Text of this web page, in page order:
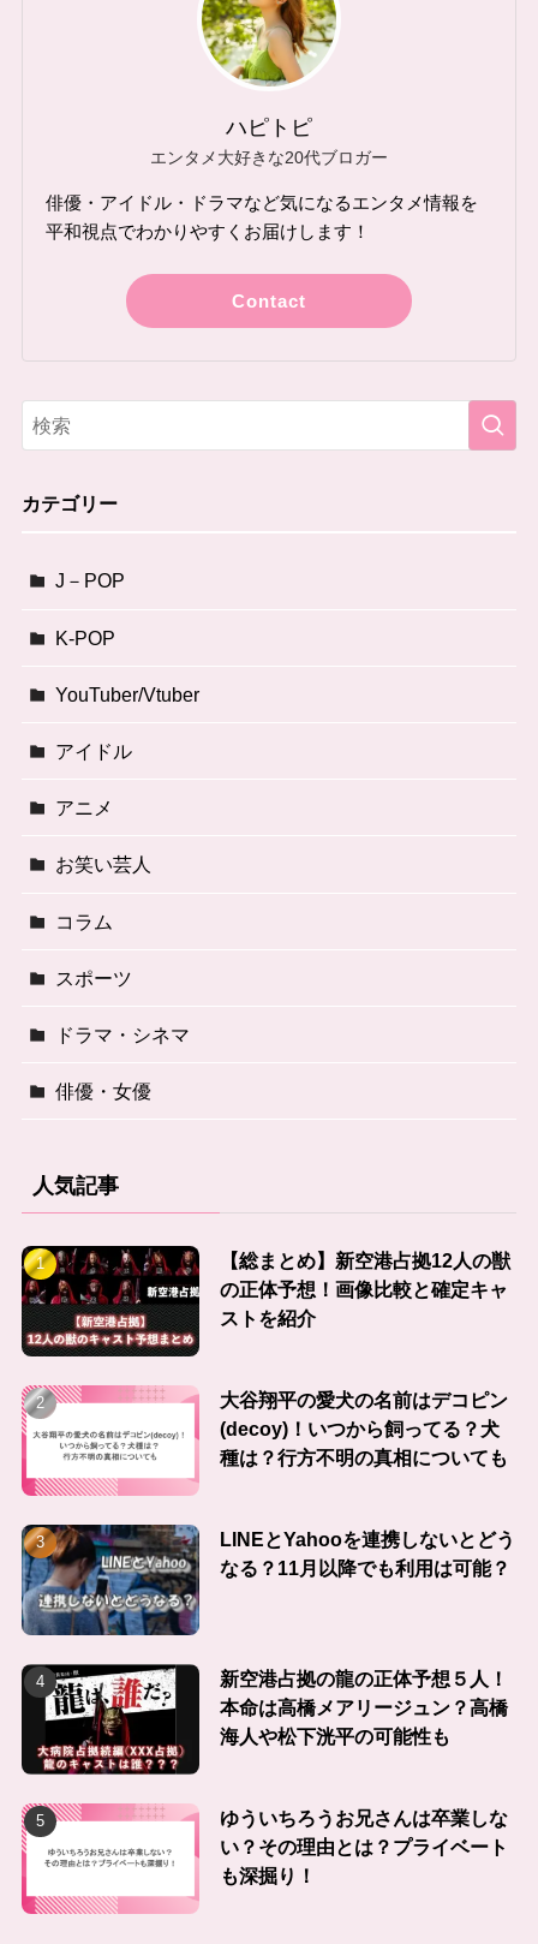
ハピトピ
エンタメ大好きな20代ブロガー
俳優・アイドル・ドラマなど気になるエンタメ情報を
平和視点でわかりやすくお届けします！
Contact
カテゴリー
J－POP
K-POP
YouTuber/Vtuber
アイドル
アニメ
お笑い芸人
コラム
スポーツ
ドラマ・シネマ
俳優・女優
人気記事
【総まとめ】新空港占拠12人の獣
の正体予想！画像比較と確定キャ
ストを紹介
大谷翔平の愛犬の名前はデコピン
(decoy)！いつから飼ってる？犬
種は？行方不明の真相についても
LINEとYahooを連携しないとどう
なる？11月以降でも利用は可能？
新空港占拠の龍の正体予想５人！
本命は高橋メアリージュン？高橋
海人や松下洸平の可能性も
ゆういちろうお兄さんは卒業しな
い？その理由とは？プライベート
も深掘り！